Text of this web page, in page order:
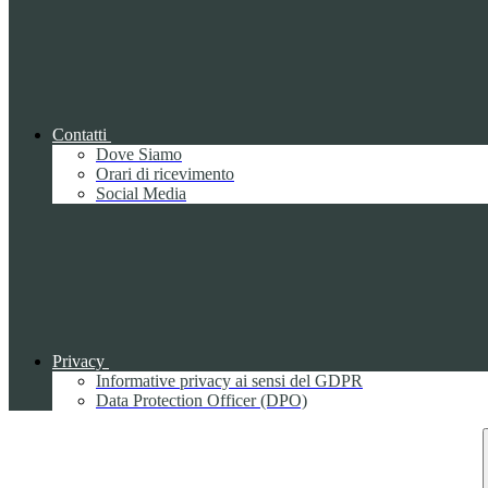
Contatti
Dove Siamo
Orari di ricevimento
Social Media
Privacy
Informative privacy ai sensi del GDPR
Data Protection Officer (DPO)